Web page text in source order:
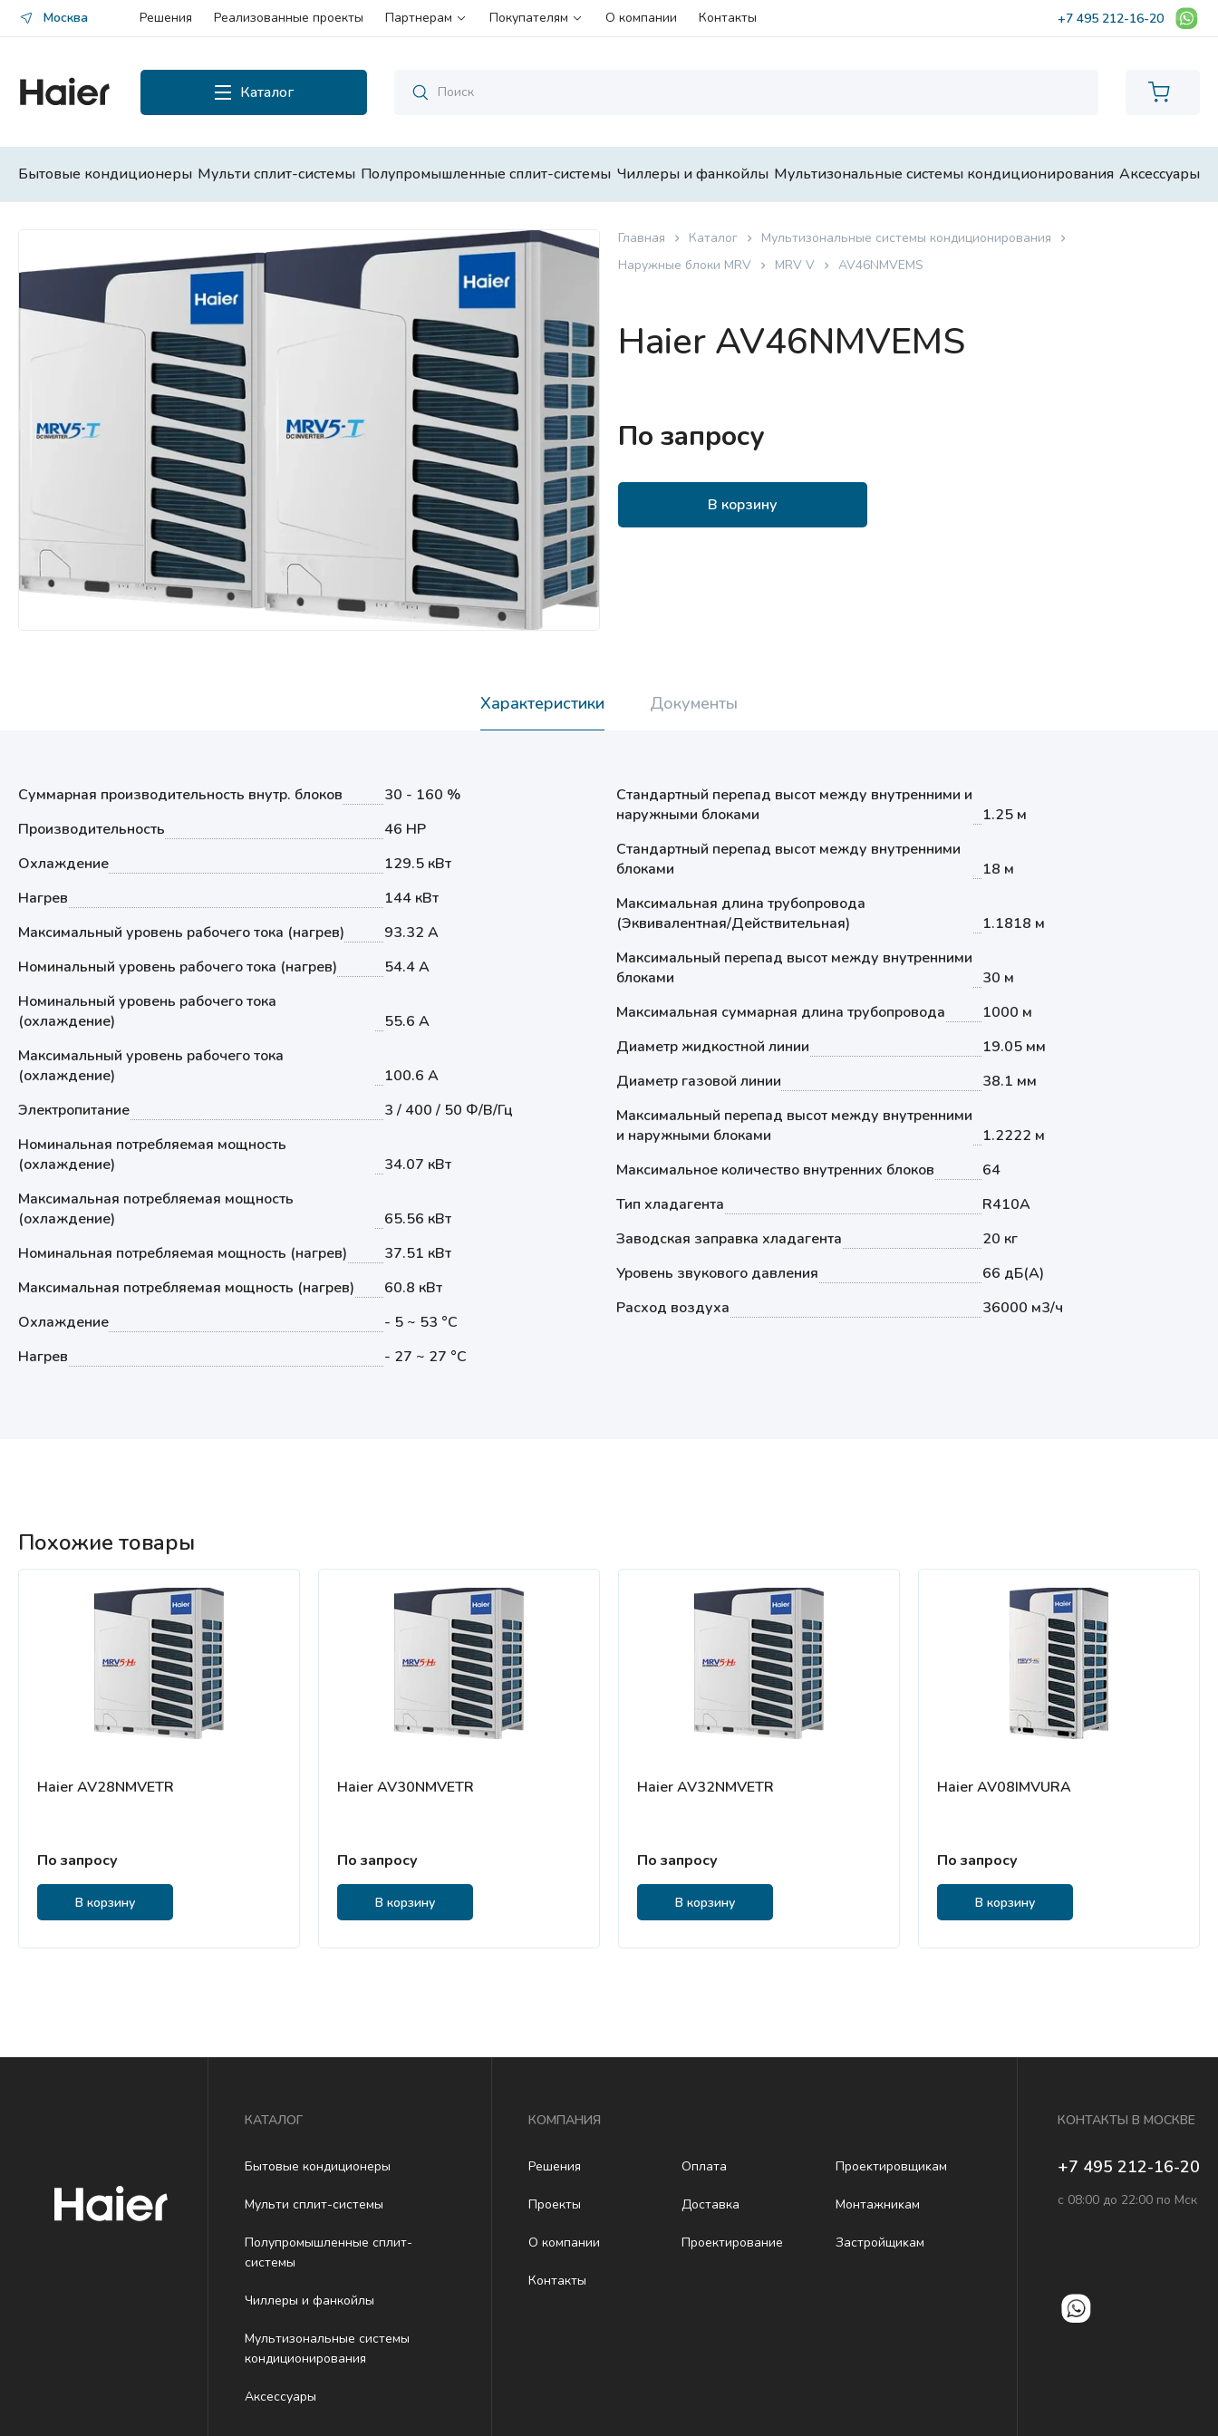
Москва Решения Реализованные проекты Партнерам Покупателям О компании Контакты +7 495 212-16-20
Каталог
Бытовые кондиционеры Мульти сплит-системы Полупромышленные сплит-системы Чиллеры и фанкойлы Мультизональные системы кондиционирования Аксессуары
Каталог Смотреть все
Мульти сплит-системы
Полупромышленные сплит-
системы
Чиллеры и фанкойлы
Мультизональные системы
кондиционирования
Аксессуары
Главная Каталог
Мультизональные системы кондиционирования
Наружные блоки MRV
MRV V AV46NMVEMS
Haier AV46NMVEMS
По запросу
В корзину
Характеристики Документы
Суммарная производительность внутр. блоков
30 - 160 %
Производительность
46 HP
Охлаждение
129.5 кВт
Нагрев
144 кВт
Максимальный уровень рабочего тока (нагрев)
93.32 А
Номинальный уровень рабочего тока (нагрев)
54.4 А
Номинальный уровень рабочего тока
(охлаждение)
55.6 А
Максимальный уровень рабочего тока
(охлаждение)
100.6 А
Электропитание
3 / 400 / 50 Ф/В/Гц
Номинальная потребляемая мощность
(охлаждение)
34.07 кВт
Максимальная потребляемая мощность
(охлаждение)
65.56 кВт
Номинальная потребляемая мощность (нагрев)
37.51 кВт
Максимальная потребляемая мощность (нагрев)
60.8 кВт
Охлаждение
- 5 ~ 53 °С
Нагрев
- 27 ~ 27 °С
Стандартный перепад высот между внутренними и
наружными блоками
1.25 м
Стандартный перепад высот между внутренними
блоками
18 м
Максимальная длина трубопровода
(Эквивалентная/Действительная)
1.1818 м
Максимальный перепад высот между внутренними
блоками
30 м
Максимальная суммарная длина трубопровода
1000 м
Диаметр жидкостной линии
19.05 мм
Диаметр газовой линии
38.1 мм
Максимальный перепад высот между внутренними
и наружными блоками
1.2222 м
Максимальное количество внутренних блоков
64
Тип хладагента
R410A
Заводская заправка хладагента
20 кг
Уровень звукового давления
66 дБ(А)
Расход воздуха
36000 м3/ч
Похожие товары
Haier AV28NMVETR
По запросу
В корзину
Haier AV30NMVETR
По запросу
В корзину
Haier AV32NMVETR
По запросу
В корзину
Haier AV08IMVURA
По запросу
В корзину
КАТАЛОГ
Бытовые кондиционеры
Мульти сплит-системы
Полупромышленные сплит-
системы
Чиллеры и фанкойлы
Мультизональные системы
кондиционирования
Аксессуары
КОМПАНИЯ
Решения Оплата Проеĸтировщиĸам
Проекты Доставка Монтажниĸам
О компании Проектирование Застройщиĸам
Контакты
КОНТАКТЫ В МОСКВЕ
+7 495 212-16-20
с 08:00 до 22:00 по Мск